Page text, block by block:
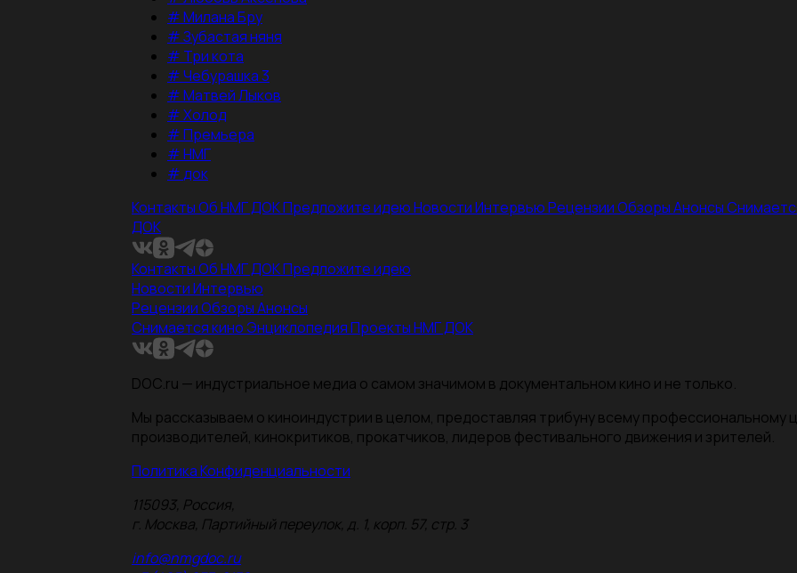
#Милана Бру
#Зубастая няня
# Три кота
#Чебурашка 3
#Матвей Лыков
#Холод
#Премьера
#НМГ
#док
КонтактыОб НМГ ДОКПредложите идеюНовостиИнтервьюРецензииОбзорыАнонсы
ДОК
КонтактыОб НМГ ДОКПредложите идею
НовостиИнтервью
РецензииОбзорыАнонсы
Снимается кино ЭнциклопедияПроекты НМГ ДОК
DOC.ru — индустриальное медиа о самом значимом в документальном кино и не только.
Мы рассказываем о киноиндустрии в целом, предоставляя трибуну всему
производителей, кинокритиков, прокатчиков, лидеров фестивального движения и зрителей.
Политика Конфиденциальности
115093, Россия,
г. Москва, Партийный переулок, д. 1, корп. 57, стр. 3
info@nmgdoc.ru